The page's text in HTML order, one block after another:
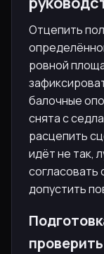
Отцепить
ровной
балочные
снята с
расцепить
идёт не так,
согласовать
допустить
проверить